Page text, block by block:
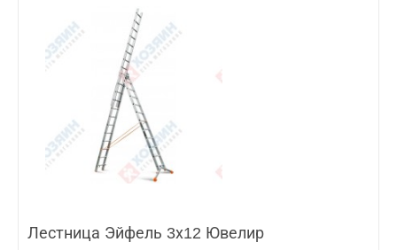
Лестница Эйфель 3х12 Ювелир